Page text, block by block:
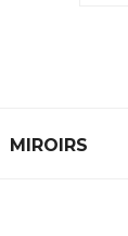
MIROIRS